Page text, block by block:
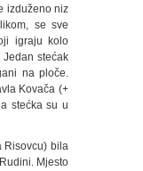
izduženo niz
se sve
igraju kolo
stećak
na ploče.
Kovača (+
stećka su u
Risovcu) bila
Mjesto